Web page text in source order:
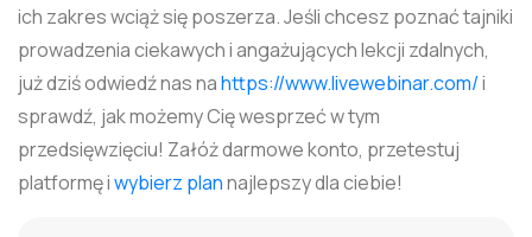
ich zakres wciąż się poszerza. Jeśli chcesz poznać tajniki
prowadzenia ciekawych i angażujących lekcji zdalnych,
już dziś odwiedź nas nahttps://www.livewebinar.com/i
sprawdź, jak możemy Cię wesprzeć w tym
przedsięwzięciu! Załóż darmowe konto, przetestuj
platformę iwybierz plannajlepszy dla ciebie!